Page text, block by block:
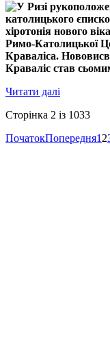
хіротонія нового
Римо-Католицької
Краваліса.
Краваліс став
Читати далі
Сторінка 2 із 1033
ПочатокПопередня1 2